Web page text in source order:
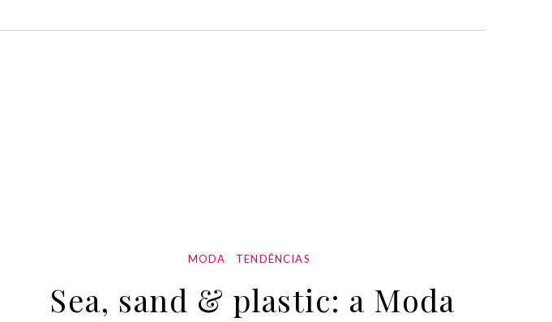
MODA TENDÊNCIAS
Sea, sand & plastic: a Moda